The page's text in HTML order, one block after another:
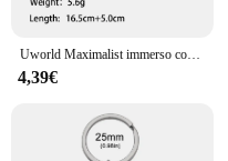
Uworld Maximalist immerso con pietre preziose di zirconi cubici Bracciale in acciaio inossidabile per gioielli da donna Bracciale regalo Gioiello impermeabile
4,39€